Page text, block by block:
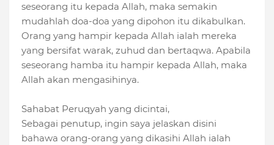
seseorang itu kepada Allah, maka semakin
mudahlah doa-doa yang dipohon itu dikabulkan.
Orang yang hampir kepada Allah ialah mereka
yang bersifat warak, zuhud dan bertaqwa. Apabila
seseorang hamba itu hampir kepada Allah, maka
Allah akan mengasihinya.
Sahabat Peruqyah yang dicintai,
Sebagai penutup, ingin saya jelaskan disini
bahawa orang-orang yang dikasihi Allah ialah